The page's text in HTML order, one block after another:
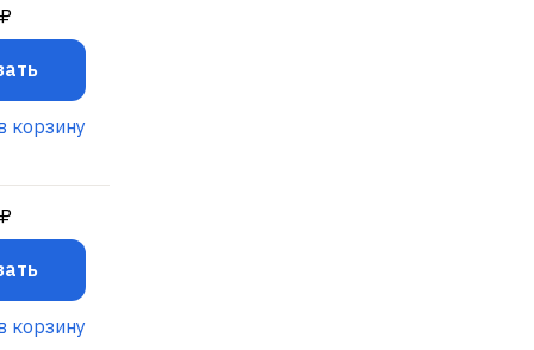
корзину
корзину